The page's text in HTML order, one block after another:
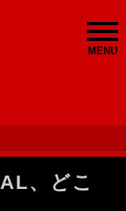
MENU
、どこ